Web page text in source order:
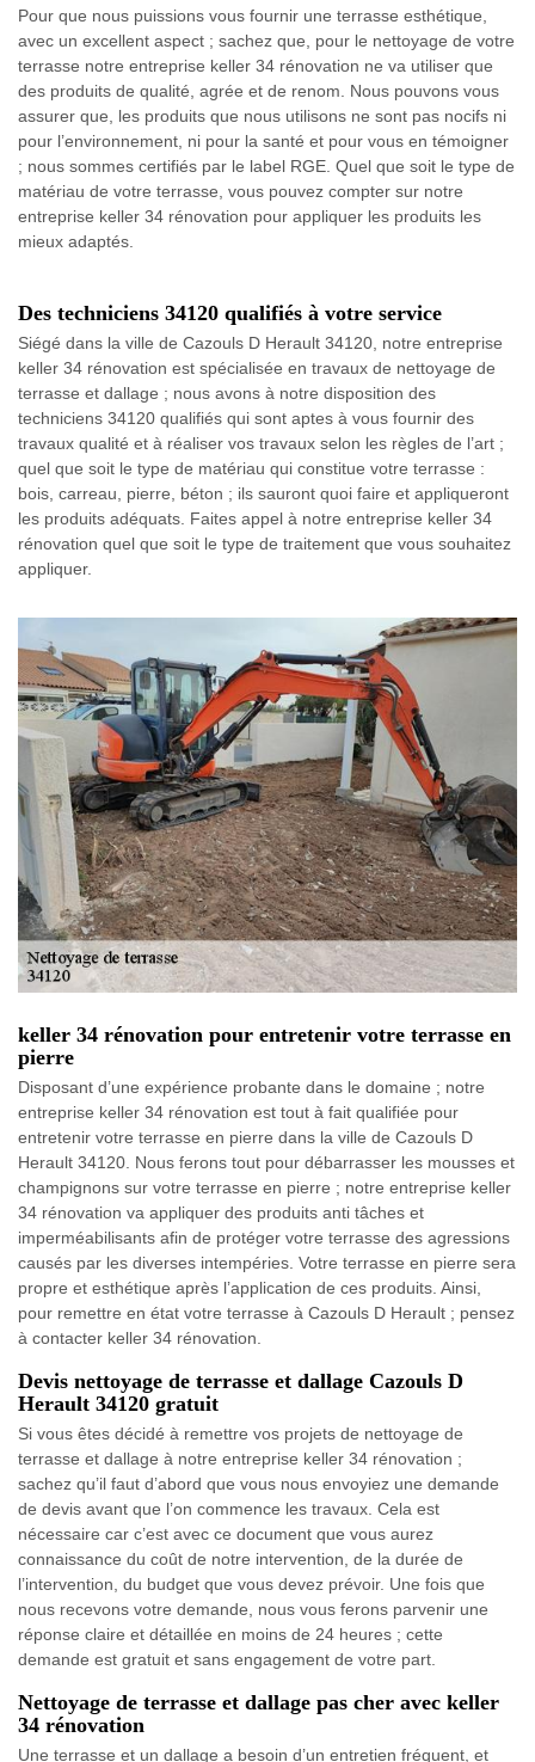
Pour que nous puissions vous fournir une terrasse esthétique,
avec un excellent aspect ; sachez que, pour le nettoyage de votre
terrasse notre entreprise keller 34 rénovation ne va utiliser que
des produits de qualité, agrée et de renom. Nous pouvons vous
assurer que, les produits que nous utilisons ne sont pas nocifs ni
pour l’environnement, ni pour la santé et pour vous en témoigner
; nous sommes certifiés par le label RGE. Quel que soit le type de
matériau de votre terrasse, vous pouvez compter sur notre
entreprise keller 34 rénovation pour appliquer les produits les
mieux adaptés.
Des techniciens 34120 qualifiés à votre service
Siégé dans la ville de Cazouls D Herault 34120, notre entreprise
keller 34 rénovation est spécialisée en travaux de nettoyage de
terrasse et dallage ; nous avons à notre disposition des
techniciens 34120 qualifiés qui sont aptes à vous fournir des
travaux qualité et à réaliser vos travaux selon les règles de l’art ;
quel que soit le type de matériau qui constitue votre terrasse :
bois, carreau, pierre, béton ; ils sauront quoi faire et appliqueront
les produits adéquats. Faites appel à notre entreprise keller 34
rénovation quel que soit le type de traitement que vous souhaitez
appliquer.
keller 34 rénovation pour entretenir votre terrasse en
pierre
Disposant d’une expérience probante dans le domaine ; notre
entreprise keller 34 rénovation est tout à fait qualifiée pour
entretenir votre terrasse en pierre dans la ville de Cazouls D
Herault 34120. Nous ferons tout pour débarrasser les mousses et
champignons sur votre terrasse en pierre ; notre entreprise keller
34 rénovation va appliquer des produits anti tâches et
imperméabilisants afin de protéger votre terrasse des agressions
causés par les diverses intempéries. Votre terrasse en pierre sera
propre et esthétique après l’application de ces produits. Ainsi,
pour remettre en état votre terrasse à Cazouls D Herault ; pensez
à contacter keller 34 rénovation.
Devis nettoyage de terrasse et dallage Cazouls D
Herault 34120 gratuit
Si vous êtes décidé à remettre vos projets de nettoyage de
terrasse et dallage à notre entreprise keller 34 rénovation ;
sachez qu’il faut d’abord que vous nous envoyiez une demande
de devis avant que l’on commence les travaux. Cela est
nécessaire car c’est avec ce document que vous aurez
connaissance du coût de notre intervention, de la durée de
l’intervention, du budget que vous devez prévoir. Une fois que
nous recevons votre demande, nous vous ferons parvenir une
réponse claire et détaillée en moins de 24 heures ; cette
demande est gratuit et sans engagement de votre part.
Nettoyage de terrasse et dallage pas cher avec keller
34 rénovation
Une terrasse et un dallage a besoin d’un entretien fréquent, et